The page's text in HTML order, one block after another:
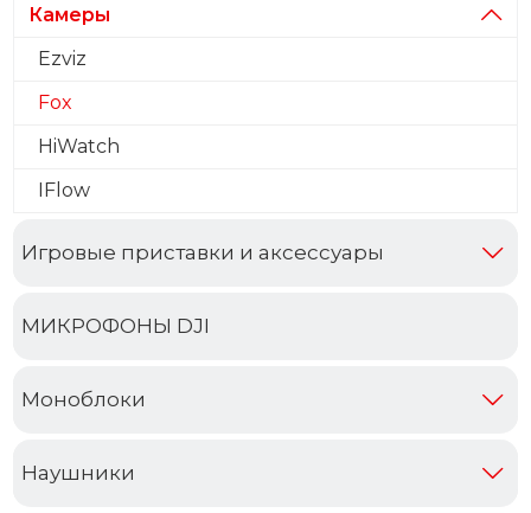
Камеры
Ezviz
Fox
HiWatch
IFlow
Игровые приставки и аксессуары
МИКРОФОНЫ DJI
Моноблоки
Наушники